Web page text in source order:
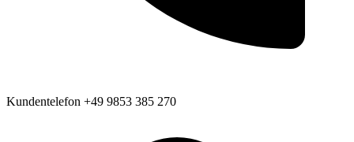
Kundentelefon +49 9853 385 270